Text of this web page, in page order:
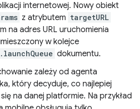
internetowej. Nowy obiekt
z atrybutem targetURL
na adres URL uruchomienia
w kolejce
dokumentu.
zależy od agenta
który decyduje, co najlepiej
na danej platformie. Na przykład